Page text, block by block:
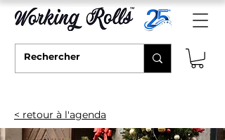
< retour à l'agenda